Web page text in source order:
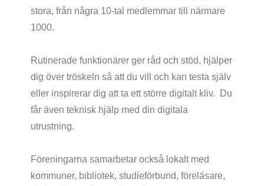
stora, från några 10-tal medlemmar till närmare
1000.
Rutinerade funktionärer ger råd och stöd, hjälper
dig över tröskeln så att du vill och kan testa själv
eller inspirerar dig att ta ett större digitalt kliv. Du
får även teknisk hjälp med din digitala
utrustning.
Föreningarna samarbetar också lokalt med
kommuner, bibliotek, studieförbund, föreläsare,